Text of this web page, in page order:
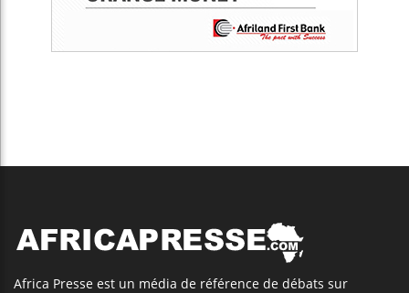
Africa Presse est un média de référence de débats sur